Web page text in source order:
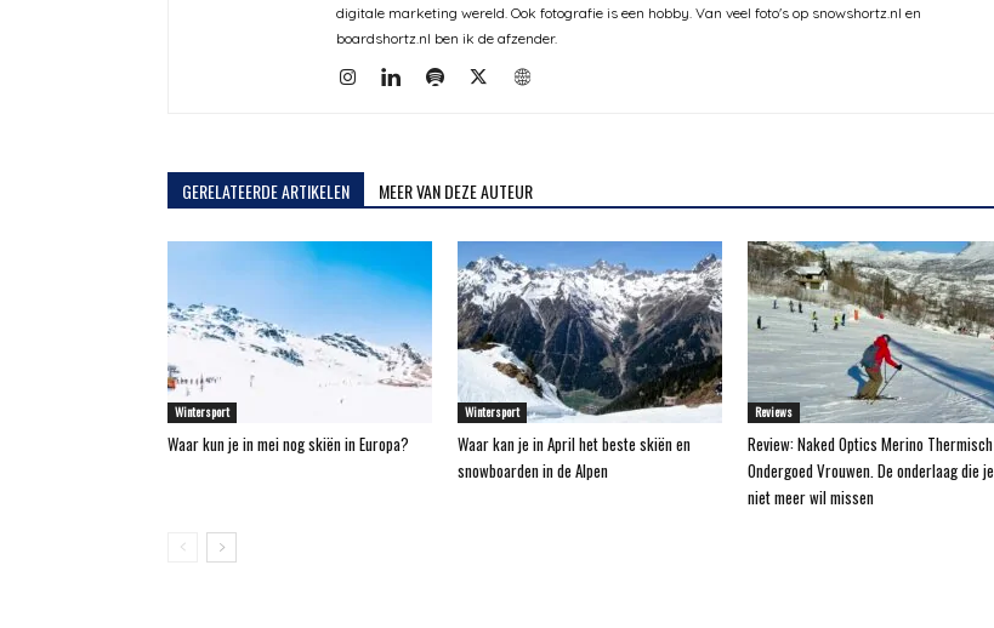
digitale marketing wereld. Ook fotografie is een hobby. Van veel foto's op snowshortz.nl en
boardshortz.nl ben ik de afzender.
GERELATEERDE ARTIKELEN MEER VAN DEZE AUTEUR
Wintersport
Waar kun je in mei nog skiën in Europa?
Wintersport
Waar kan je in April het beste skiën en
snowboarden in de Alpen
Reviews
Review: Naked Optics Merino Thermisch
Ondergoed Vrouwen. De onderlaag die je
niet meer wil missen